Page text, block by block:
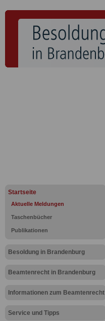
Startseite
Aktuelle Meldungen
Taschenbücher
Publikationen
Besoldung in Brandenburg
Beamtenrecht in Brandenburg
Informationen zum Beamtenrecht
Service und Tipps